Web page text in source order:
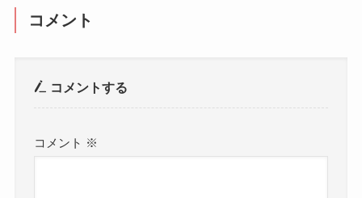
コメント
コメントする
コメント ※